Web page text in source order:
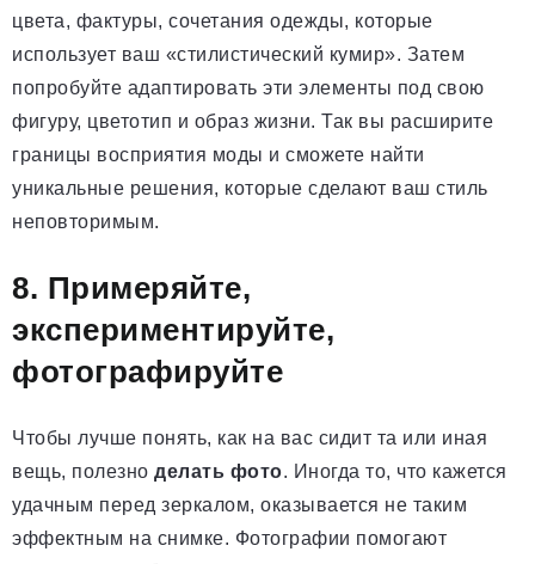
цвета, фактуры, сочетания одежды, которые
использует ваш «стилистический кумир». Затем
попробуйте адаптировать эти элементы под свою
фигуру, цветотип и образ жизни. Так вы расширите
границы восприятия моды и сможете найти
уникальные решения, которые сделают ваш стиль
неповторимым.
8. Примеряйте,
экспериментируйте,
фотографируйте
Чтобы лучше понять, как на вас сидит та или иная
вещь, полезно делать фото. Иногда то, что кажется
удачным перед зеркалом, оказывается не таким
эффектным на снимке. Фотографии помогают